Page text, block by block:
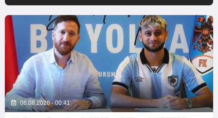
08.08.2026 - 00:41